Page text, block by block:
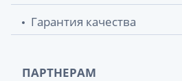
Гарантия качества
ПАРТНЕРАМ